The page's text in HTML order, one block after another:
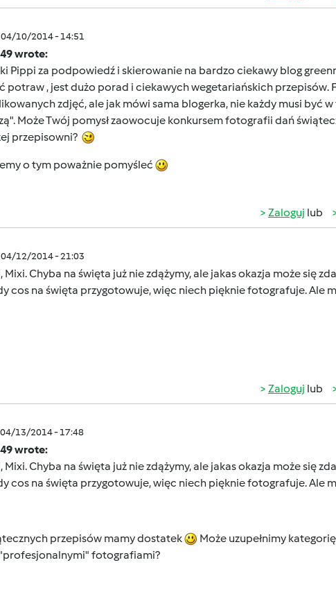
04/10/2014 - 14:51
wrote:
Pippi za podpowiedź i skierowanie na bardzo ciekawy blog
potraw , jest dużo porad i ciekawych wegetariańskich przepisów.
zdjęć, ale jak mówi sama blogerka, nie każdy musi być
Może Twój pomysł zaowocuje konkursem fotografii dań
przepisowni?
o tym poważnie pomyśleć
Zaloguj lub
04/12/2014 - 21:03
Mixi. Chyba na święta już nie zdążymy, ale jakas okazja może się
cos na święta przygotowuje, więc niech pięknie fotografuje. Ale
Zaloguj lub
04/13/2014 - 17:48
wrote:
Mixi. Chyba na święta już nie zdążymy, ale jakas okazja może się
cos na święta przygotowuje, więc niech pięknie fotografuje. Ale
przepisów mamy dostatek
Może uzupełnimy
fotografiami?